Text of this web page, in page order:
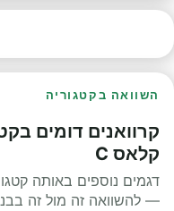
השוואה בקטגוריה
קרוואנים דומים
קלאס C
דגמים נוספים באותה
— להשוואה זה מול זה